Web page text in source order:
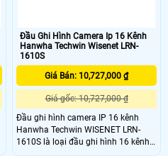
Đầu Ghi Hình Camera Ip 16 Kênh
Hanwha Techwin Wisenet LRN-
1610S
Giá Bán: 10,727,000 ₫
Giá gốc: 10,727,000 ₫
Đầu ghi hình camera IP 16 kênh
Hanwha Techwin WISENET LRN-
1610S là loại đầu ghi hình 16 kênh